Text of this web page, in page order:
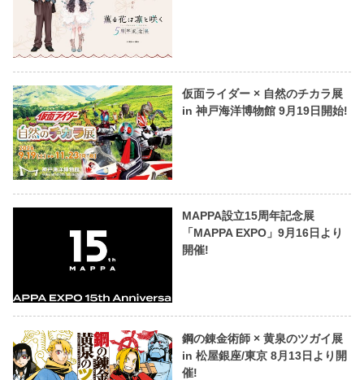
仮面ライダー × 自然のチカラ展
in 神戸海洋博物館 9月19日開始!
MAPPA設立15周年記念展
「MAPPA EXPO」9月16日より
開催!
鋼の錬金術師 × 黄泉のツガイ展
in 松屋銀座/東京 8月13日より開
催!